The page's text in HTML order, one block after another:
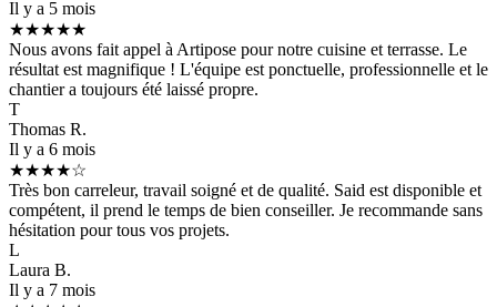
Il y a 5 mois
★★★★★
Nous avons fait appel à Artipose pour notre cuisine et terrasse. Le
résultat est magnifique ! L'équipe est ponctuelle, professionnelle et le
chantier a toujours été laissé propre.
T
Thomas R.
Il y a 6 mois
★★★★☆
Très bon carreleur, travail soigné et de qualité. Said est disponible et
compétent, il prend le temps de bien conseiller. Je recommande sans
hésitation pour tous vos projets.
L
Laura B.
Il y a 7 mois